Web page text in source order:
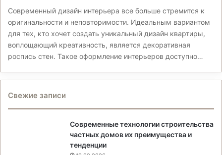
Современный дизайн интерьера все больше стремится к
оригинальности и неповторимости. Идеальным вариантом
для тех, кто хочет создать уникальный дизайн квартиры,
воплощающий креативность, является декоративная
роспись стен. Такое оформление интерьеров доступно…
Свежие записи
Современные технологии строительства
частных домов их преимущества и
тенденции